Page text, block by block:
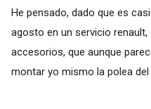
He pensado, dado que es
agosto en un servicio
accesorios, que aunque
montar yo mismo la polea del